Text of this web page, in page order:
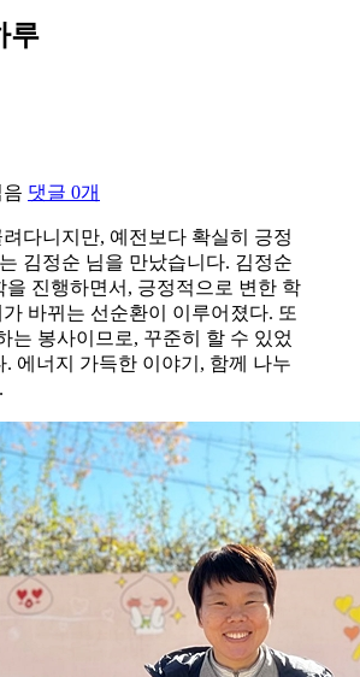
루
음 댓글 0개
다니지만, 예전보다 확실히 긍정
김정순 님을 만났습니다. 김정순
을 진행하면서, 긍정적으로 변한 학
바뀌는 선순환이 이루어졌다. 또
는 봉사이므로, 꾸준히 할 수 있었
에너지 가득한 이야기, 함께 나누